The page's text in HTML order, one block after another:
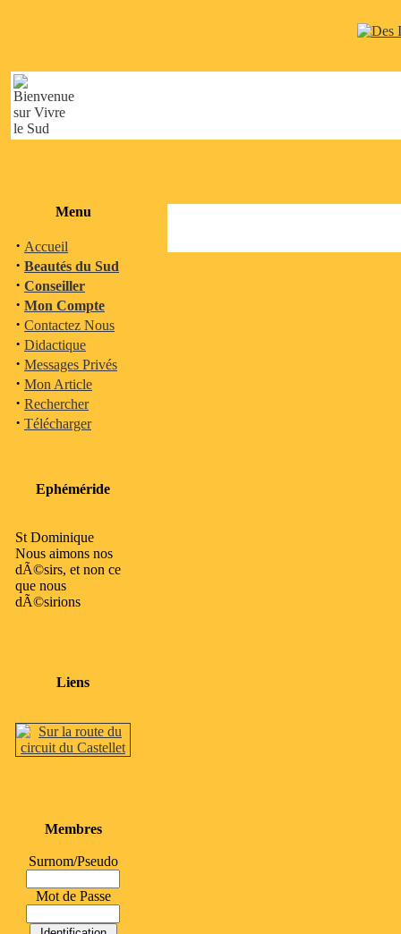
Menu
· Accueil
· Beautés du Sud
· Conseiller
· Mon Compte
· Contactez Nous
· Didactique
· Messages Privés
· Mon Article
· Rechercher
· Télécharger
Ephéméride
St Dominique
Nous aimons nos
dÃ©sirs, et non ce
que nous
dÃ©sirions
Liens
Membres
Surnom/Pseudo
Mot de Passe